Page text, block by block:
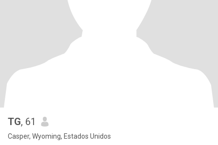
TG, 61
Casper, Wyoming, Estados Unidos